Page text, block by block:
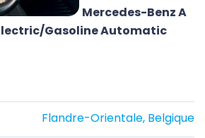
Mercedes-Benz A
Gasoline Automatic
Flandre-Orientale, Belgique